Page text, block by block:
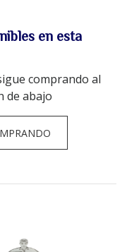
en esta
comprando al
de abajo